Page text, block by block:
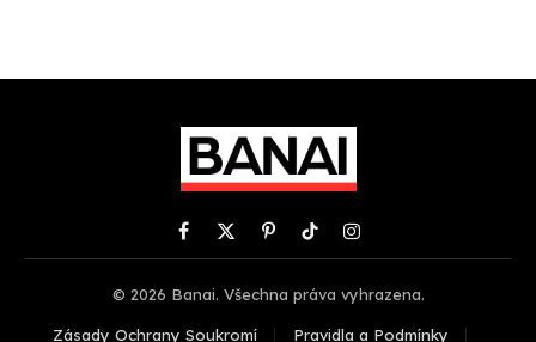
Facebook
X
(Twitter)
PinterestTikTokInstagram
© 2026 Banai. Všechna práva vyhrazena.
Zásady Ochrany Soukromí Pravidla a Podmínky